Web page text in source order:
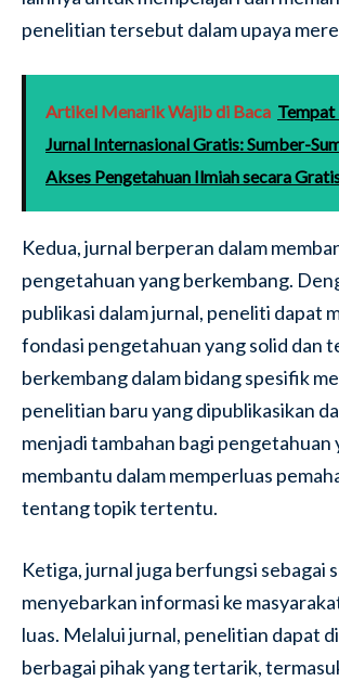
penelitian tersebut dalam upaya
Artikel Menarik Wajib di Baca
Jurnal Internasional Gratis: Sumber-
Akses Pengetahuan Ilmiah secara
Kedua, jurnal berperan dalam
pengetahuan yang berkembang.
publikasi dalam jurnal, peneliti dapat
fondasi pengetahuan yang solid dan
berkembang dalam bidang spesifik
penelitian baru yang dipublikasikan
menjadi tambahan bagi pengetahuan
membantu dalam memperluas
tentang topik tertentu.
Ketiga, jurnal juga berfungsi sebagai
menyebarkan informasi ke
luas. Melalui jurnal, penelitian dapat
berbagai pihak yang tertarik,